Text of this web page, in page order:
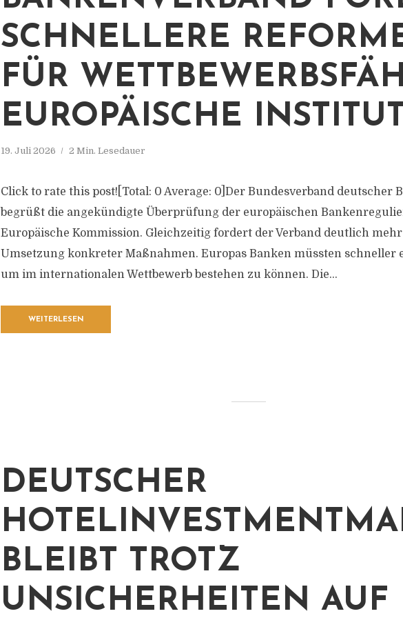
SCHNELLERE
FÜR
EUROPÄISCHE
19. Juli 2026 2 Min. Lesedauer
Click to rate this post![Total: 0 Average: 0]Der Bundesverband deutscher
begrüßt die angekündigte Überprüfung der europäischen
Europäische Kommission. Gleichzeitig fordert der Verband deutlich mehr
Umsetzung konkreter Maßnahmen. Europas Banken müssten schneller
um im internationalen Wettbewerb bestehen zu können. Die...
WEITERLESEN
DEUTSCHER
BLEIBT TROTZ
UNSICHERHEITEN AUF